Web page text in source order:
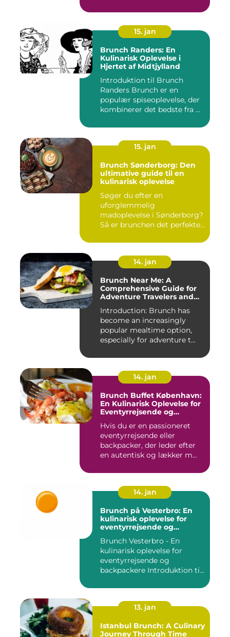
15. jan
Brunch Randers: En
Kulinarisk Oplevelse i
Hjertet af Midtjylland
Introduktion til Brunch
Randers Brunch er en
populær spiseoplevelse, der
kombinerer det bedste fra ...
15. jan
Brunch Sønderborg: Den
ultimative guide til en
kulinarisk oplevelse
Søger du efter en
uforglemmelig
madoplevelse i Sønderborg?
Så er brunchen det perfekte
14. jan
Brunch Near Me: A
Comprehensive Guide for
Adventure Travelers and
Introduction: Brunch has
become an increasingly
popular mealtime option,
especially for adventure t...
14. jan
Brunch Buffet København:
En Kulinarisk Oplevelse for
Eventyrrejsende og
Hvis du er en passioneret
eventyrrejsende eller
backpacker, der leder efter
en autentisk og lækker m...
14. jan
Brunch på Vesterbro: En
kulinarisk oplevelse for
eventyrrejsende og
Brunch Vesterbro - En
kulinarisk oplevelse for
eventyrrejsende og
backpackere Introduktion til
13. jan
Istanbul Brunch: A Culinary
Journey Through Time